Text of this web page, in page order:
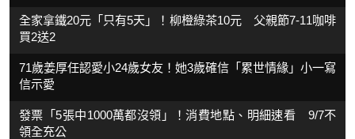
全家拿鐵20元「只有5天」！柳橙綠茶10元 父親節7-11咖啡
買2送2
71歲姜厚任認愛小24歲女友！她3歲確信「累世情緣」小一寫
信示愛
發票「5張中1000萬都沒領」！消費地點、明細速看 9/7不
領全充公